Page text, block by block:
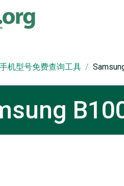
手机型号免费查询工具